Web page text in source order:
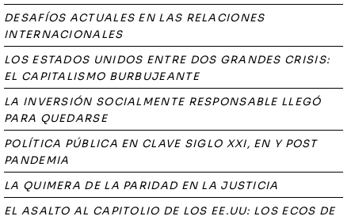
DESAFÍOS ACTUALES EN LAS RELACIONES
INTERNACIONALES
LOS ESTADOS UNIDOS ENTRE DOS GRANDES CRISIS:
EL CAPITALISMO BURBUJEANTE
LA INVERSIÓN SOCIALMENTE RESPONSABLE LLEGÓ
PARA QUEDARSE
POLÍTICA PÚBLICA EN CLAVE SIGLO XXI, EN Y POST
PANDEMIA
LA QUIMERA DE LA PARIDAD EN LA JUSTICIA
EL ASALTO AL CAPITOLIO DE LOS EE.UU: LOS ECOS DE